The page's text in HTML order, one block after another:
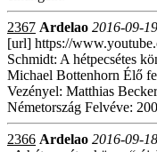
2367 Ardelao 2016-09-
[url] https://
Schmidt: A hétpecsétes
Michael Bottenhorn Élő
Vezényel: Matthias
Németország Felvéve:
2366 Ardelao 2016-09-